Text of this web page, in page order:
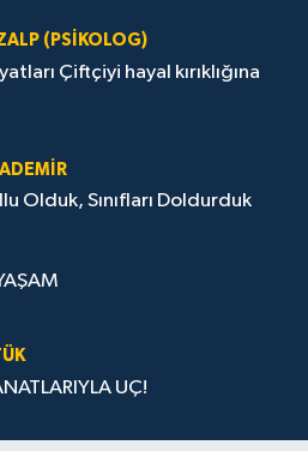
(PSIKOLOG)
Çiftçiyi hayal kırıklığına
Olduk, Sınıfları Doldurduk
UÇ!